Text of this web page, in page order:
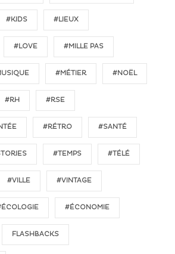
#KIDS #LIEUX
#LOVE #MILLE PAS
#MÉTIER #NOËL
#RH #RSE
#RÉTRO #SANTÉ
#TEMPS #TÉLÉ
#VILLE #VINTAGE
#ÉCONOMIE
FLASHBACKS